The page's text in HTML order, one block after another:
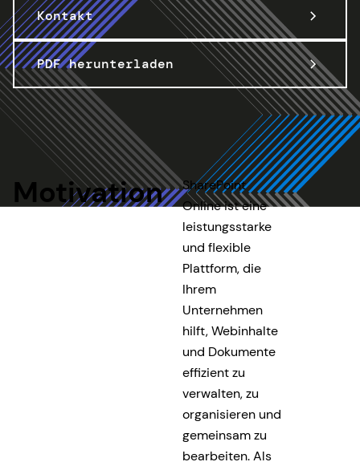
Kontakt
PDF herunterladen
Motivation
SharePoint
Online ist eine
leistungsstarke
und flexible
Plattform, die
Ihrem
Unternehmen
hilft, Webinhalte
und Dokumente
effizient zu
verwalten, zu
organisieren und
gemeinsam zu
bearbeiten. Als